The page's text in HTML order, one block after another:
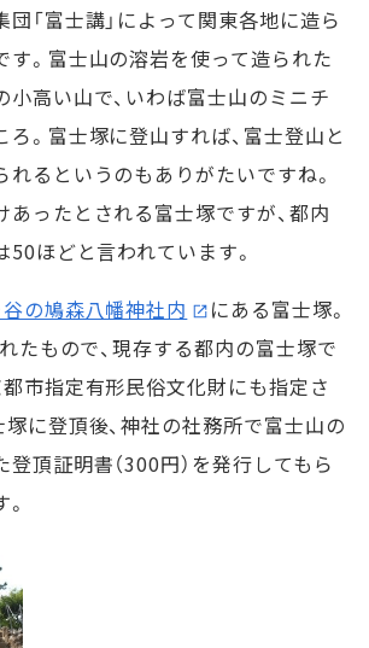
「富士講」によって関東各地に造ら
す。富士山の溶岩を使って造られた
高い山で、いわば富士山のミニチ
。富士塚に登山すれば、富士登山と
るというのもありがたいですね。
あったとされる富士塚ですが、都内
ほどと言われています。
の鳩森八幡神社内
にある富士塚。
たもので、現存する都内の富士塚で
市指定有形民俗文化財にも指定さ
に登頂後、神社の社務所で富士山の
頂証明書（300円）を発行してもら